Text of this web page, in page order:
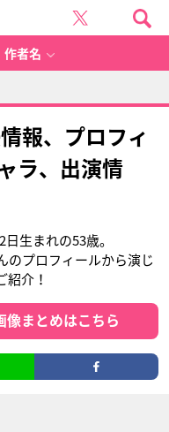
作者名
報、プロフィ
ラ、出演情
生まれの53歳。
のプロフィールから演じ
介！
像まとめはこちら